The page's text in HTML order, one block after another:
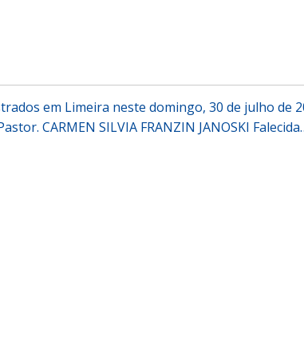
em Limeira neste domingo, 30 de julho de
CARMEN SILVIA FRANZIN JANOSKI